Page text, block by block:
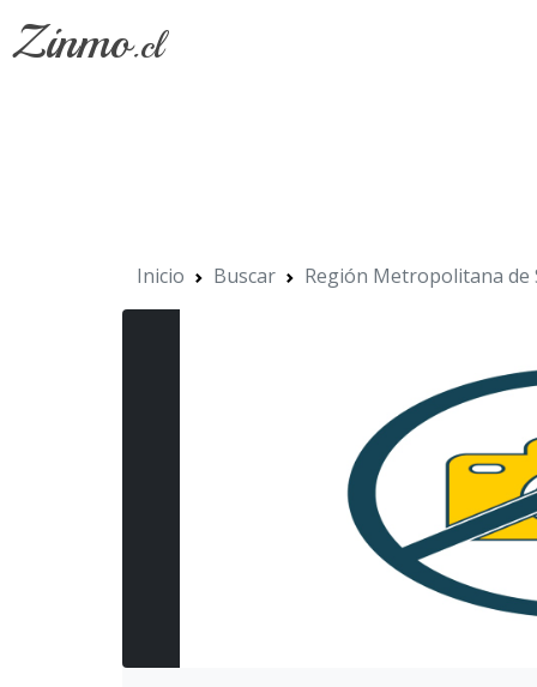
Zinmo.cl
Inicio Buscar Región Metropolitana de